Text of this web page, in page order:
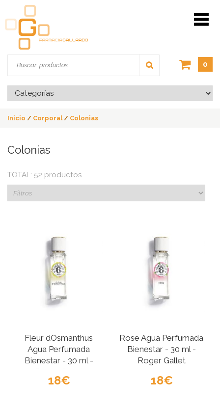
0
Inicio / Corporal / Colonias
Colonias
TOTAL: 52 productos
Fleur dOsmanthus
Agua Perfumada
Bienestar - 30 ml -
Roger Gallet
18
Rose Agua Perfumada
Bienestar - 30 ml -
Roger Gallet
18